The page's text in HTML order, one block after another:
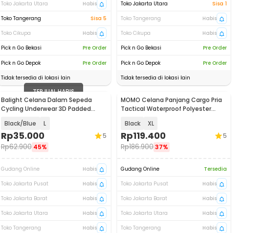
Toko Jakarta Utara
Habis
Toko Tangerang
Sisa 5
Toko Cikupa
Habis
Pick n Go Bekasi
Pre Order
Pick n Go Depok
Pre Order
Tidak tersedia di lokasi lain
Toko Jakarta Utara
Sisa 1
Toko Tangerang
Habis
Toko Cikupa
Habis
Pick n Go Bekasi
Pre Order
Pick n Go Depok
Pre Order
Tidak tersedia di lokasi lain
TERJUAL HABIS
Balight Celana Dalam Sepeda
Cycling Underwear 3D Padded
Black/Blue L
Rp35.000
Rp62.900 45%
5
Gudang Online
Habis
Toko Jakarta Pusat
Habis
Toko Jakarta Barat
Habis
Toko Jakarta Utara
Habis
Toko Tangerang
Habis
MOMO Celana Panjang Cargo Pria
Tactical Waterproof Polyester
Black XL
Rp119.400
Rp186.90037%
5
Gudang Online
Tersedia
Toko Jakarta Pusat
Habis
Toko Jakarta Barat
Habis
Toko Jakarta Utara
Habis
Toko Tangerang
Habis